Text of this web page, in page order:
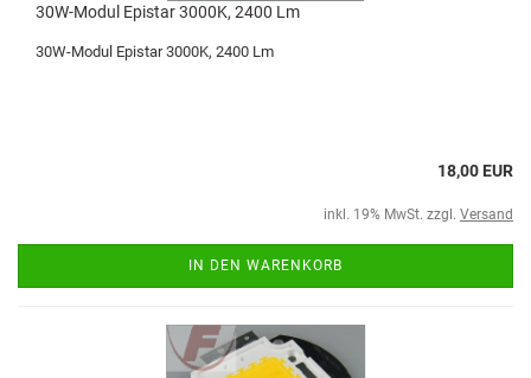
30W-Modul Epistar 3000K, 2400 Lm
30W-Modul Epistar 3000K, 2400 Lm
18,00 EUR
inkl. 19% MwSt. zzgl. Versand
IN DEN WARENKORB